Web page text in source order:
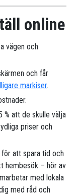
online
vägen och
och får
markiser.
% att de skulle välja
priser och
för att spara tid och
hembesök – hör av
med lokala
med råd och